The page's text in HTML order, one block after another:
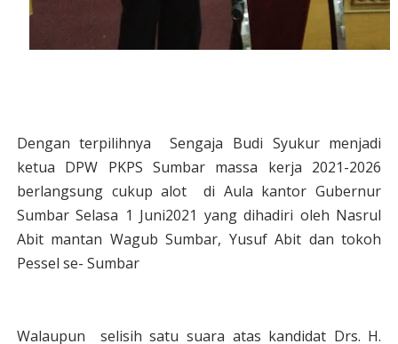
Dengan terpilihnya Sengaja Budi Syukur menjadi
ketua DPW PKPS Sumbar massa kerja 2021-2026
berlangsung cukup alot di Aula kantor Gubernur
Sumbar Selasa 1 Juni2021 yang dihadiri oleh Nasrul
Abit mantan Wagub Sumbar, Yusuf Abit dan tokoh
Pessel se- Sumbar
Walaupun selisih satu suara atas kandidat Drs. H.